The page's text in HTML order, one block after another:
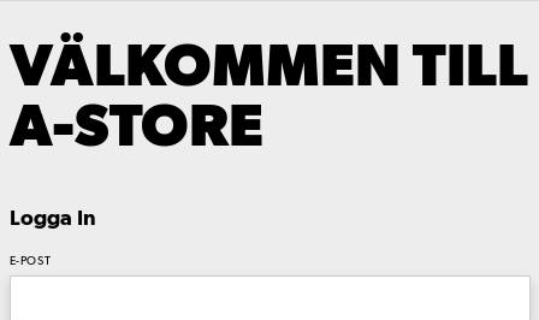
VÄLKOMMEN TILL
A-STORE
Logga In
E-POST